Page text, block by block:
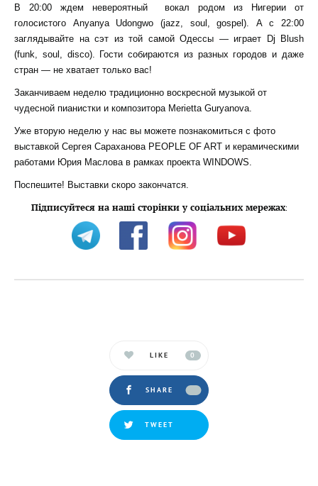
В 20:00 ждем невероятный вокал родом из Нигерии от
голосистого Anyanya Udongwo (jazz, soul, gospel). А с 22:00
заглядывайте на сэт из той самой Одессы — играет Dj Blush
(funk, soul, disco). Гости собираются из разных городов и даже
стран — не хватает только вас!
Заканчиваем неделю традиционно воскресной музыкой от
чудесной пианистки и композитора Merietta Guryanova.
Уже вторую неделю у нас вы можете познакомиться с фото
выставкой Сергея Сараханова PEOPLE OF ART и керамическими
работами Юрия Маслова в рамках проекта WINDOWS.
Поспешите! Выставки скоро закончатся.
Підписуйтеся на наші сторінки у соціальних мережах:
LIKE 0
SHARE
TWEET